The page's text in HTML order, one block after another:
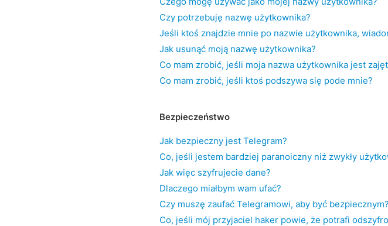
Czy potrzebuję nazwę użytkownika?
Jeśli ktoś znajdzie mnie po nazwie użytkownika,
Jak usunąć moją nazwę użytkownika?
Co mam zrobić, jeśli moja nazwa użytkownika jest
Co mam zrobić, jeśli ktoś podszywa się pode mnie?
Bezpieczeństwo
Jak bezpieczny jest Telegram?
Co, jeśli jestem bardziej paranoiczny niż zwykły
Jak więc szyfrujecie dane?
Dlaczego miałbym wam ufać?
Czy muszę zaufać Telegramowi, aby być bezpiecznym?
Co, jeśli mój przyjaciel haker powie, że potrafi